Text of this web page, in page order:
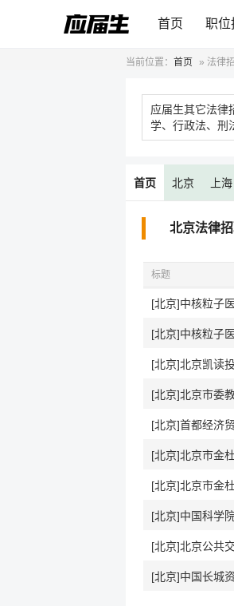
首页 职位
当前位置： 首页 » 法律
应届生其它法律
学、行政法、刑
首页 北京 上海
北京法律
标题
[北京]中核粒子
[北京]中核粒子
[北京]北京凯读
[北京]北京市委
[北京]首都经济
[北京]北京市金
[北京]北京市金
[北京]中国科学
[北京]北京公共